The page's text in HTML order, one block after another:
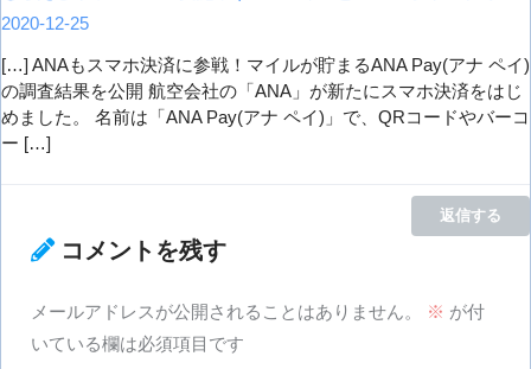
2020-12-25
[…] ANAもスマホ決済に参戦！マイルが貯まるANA Pay(アナ ペイ)
の調査結果を公開 航空会社の「ANA」が新たにスマホ決済をはじ
めました。 名前は「ANA Pay(アナ ペイ)」で、QRコードやバーコ
ー […]
返信する
コメントを残す
メールアドレスが公開されることはありません。 ※ が付
いている欄は必須項目です